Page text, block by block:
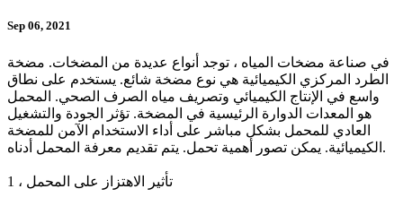
Sep 06, 2021
في صناعة مضخات المياه ، توجد أنواع عديدة من المضخات. مضخة
الطرد المركزي الكيميائية هي نوع مضخة شائع. يستخدم على نطاق
واسع في الإنتاج الكيميائي وتصريف مياه الصرف الصحي. المحمل
هو المعدات الدوارة الرئيسية في المضخة. تؤثر الجودة والتشغيل
العادي للمحمل بشكل مباشر على أداء الاستخدام الآمن للمضخة
الكيميائية. يمكن تصور أهمية تحمل. يتم تقديم معرفة المحمل أدناه.
1 ، تأثير الاهتزاز على المحمل